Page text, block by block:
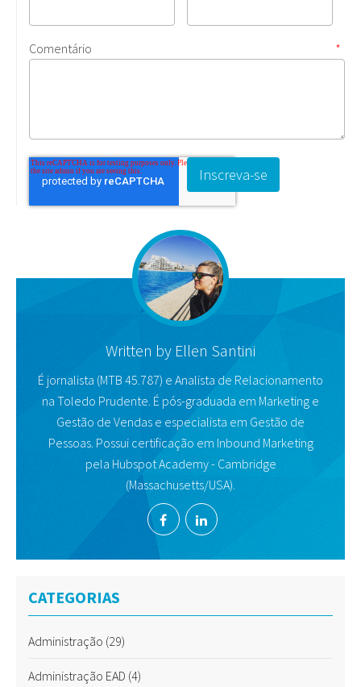
Comentário *
Written by Ellen Santini
É jornalista (MTB 45.787) e Analista de Relacionamento
na Toledo Prudente. É pós-graduada em Marketing e
Gestão de Vendas e especialista em Gestão de
Pessoas. Possui certificação em Inbound Marketing
pela Hubspot Academy - Cambridge
(Massachusetts/USA).
CATEGORIAS
Administração (29)
Administração EAD (4)